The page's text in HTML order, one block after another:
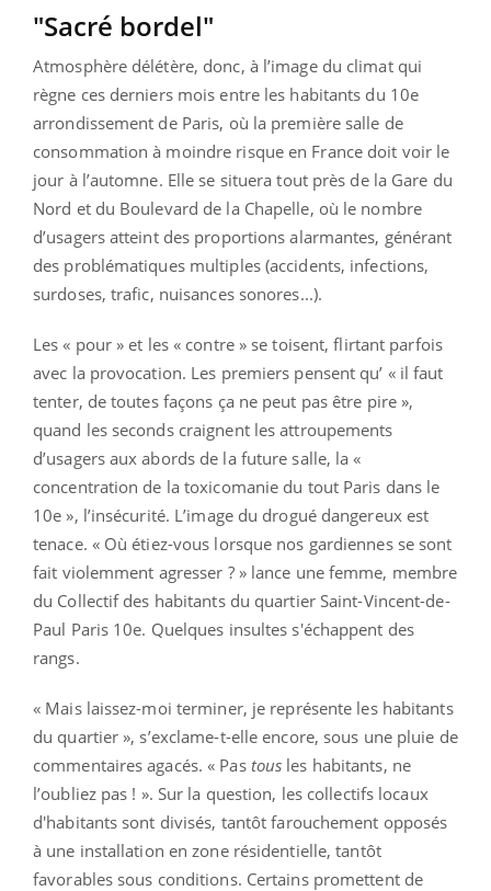
"Sacré bordel"
Atmosphère délétère, donc, à l’image du climat qui
règne ces derniers mois entre les habitants du 10e
arrondissement de Paris, où la première salle de
consommation à moindre risque en France doit voir le
jour à l’automne. Elle se situera tout près de la Gare du
Nord et du Boulevard de la Chapelle, où le nombre
d’usagers atteint des proportions alarmantes, générant
des problématiques multiples (accidents, infections,
surdoses, trafic, nuisances sonores...).
Les « pour » et les « contre » se toisent, flirtant parfois
avec la provocation. Les premiers pensent qu’ « il faut
tenter, de toutes façons ça ne peut pas être pire »,
quand les seconds craignent les attroupements
d’usagers aux abords de la future salle, la «
concentration de la toxicomanie du tout Paris dans le
10e », l’insécurité. L’image du drogué dangereux est
tenace. « Où étiez-vous lorsque nos gardiennes se sont
fait violemment agresser ? » lance une femme, membre
du Collectif des habitants du quartier Saint-Vincent-de-
Paul Paris 10e. Quelques insultes s'échappent des
rangs.
« Mais laissez-moi terminer, je représente les habitants
du quartier », s’exclame-t-elle encore, sous une pluie de
commentaires agacés. « Pas tous les habitants, ne
l’oubliez pas ! ». Sur la question, les collectifs locaux
d'habitants sont divisés, tantôt farouchement opposés
à une installation en zone résidentielle, tantôt
favorables sous conditions. Certains promettent de